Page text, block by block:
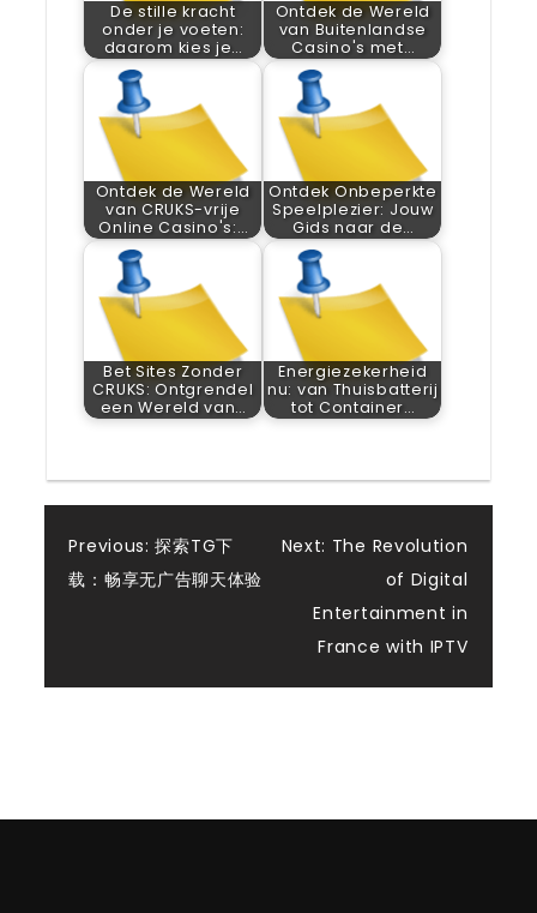
De stille kracht
onder je voeten:
daarom kies je…
Ontdek de Wereld
van Buitenlandse
Casino's met…
Ontdek de Wereld
van CRUKS-vrije
Online Casino's:…
Ontdek Onbeperkte
Speelplezier: Jouw
Gids naar de…
Bet Sites Zonder
CRUKS: Ontgrendel
een Wereld van…
Energiezekerheid
nu: van Thuisbatterij
tot Container…
Post
navigation
Previous: 探索TG下
载：畅享无广告聊天体验
Next: The Revolution
of Digital
Entertainment in
France with IPTV